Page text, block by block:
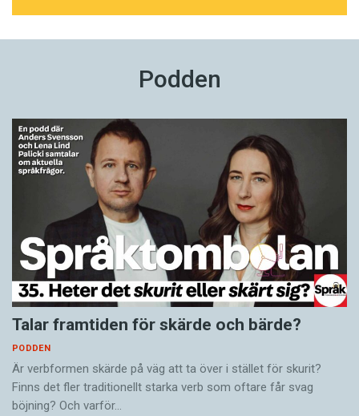
Podden
Talar framtiden för skärde och bärde?
PODDEN
Är verbformen skärde på väg att ta över i stället för skurit?
Finns det fler traditionellt starka verb som oftare får svag
böjning? Och varför…